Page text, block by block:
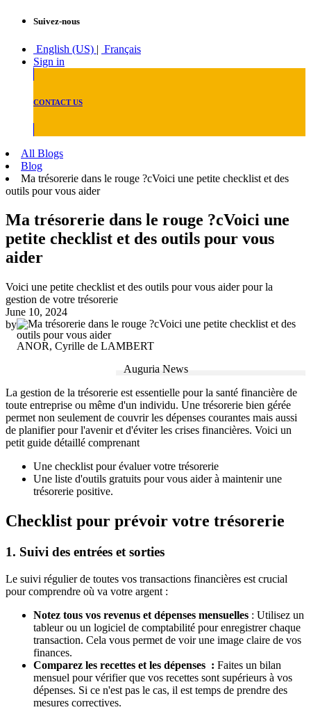
Suivez-nous
English (US) | Français
Sign in
CONTACT US
All Blogs
Blog
Ma trésorerie dans le rouge ?cVoici une petite checklist et des
outils pour vous aider
Ma trésorerie dans le rouge ?cVoici une
petite checklist et des outils pour vous
aider
Voici une petite checklist et des outils pour vous aider pour la
gestion de votre trésorerie
June 10, 2024
by
ANOR, Cyrille de LAMBERT
Auguria News
La gestion de la trésorerie est essentielle pour la santé financière de
toute entreprise ou même d'un individu. Une trésorerie bien gérée
permet non seulement de couvrir les dépenses courantes mais aussi
de planifier pour l'avenir et d'éviter les crises financières. Voici un
petit guide détaillé comprenant
Une checklist pour évaluer votre trésorerie
Une liste d'outils gratuits pour vous aider à maintenir une
trésorerie positive.
Checklist pour prévoir votre trésorerie
1. Suivi des entrées et sorties
Le suivi régulier de toutes vos transactions financières est crucial
pour comprendre où va votre argent :
Notez tous vos revenus et dépenses mensuelles : Utilisez un
tableur ou un logiciel de comptabilité pour enregistrer chaque
transaction. Cela vous permet de voir une image claire de vos
finances.
Comparez les recettes et les dépenses : Faites un bilan
mensuel pour vérifier que vos recettes sont supérieurs à vos
dépenses. Si ce n'est pas le cas, il est temps de prendre des
mesures correctives.